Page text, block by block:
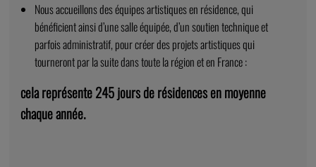
Nous accueillons des équipes artistiques en résidence, qui
bénéficient ainsi d’une salle équipée, d’un soutien technique et
parfois administratif, pour créer des projets artistiques qui
tourneront par la suite dans toute la région et en France :
cela représente 245 jours de résidences en moyenne
chaque année.